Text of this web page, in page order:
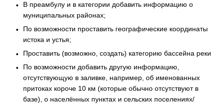
В преамбулу и в категории добавить информацию о
муниципальных районах;
По возможности проставить географические координаты
истока и устья;
Проставить (возможно, создать) категорию бассейна реки
По возможности добавить другую информацию,
отсутствующую в заливке, например, об именованных
притоках короче 10 км (которые обычно отсутствуют в
базе), о населённых пунктах и сельских поселениях/